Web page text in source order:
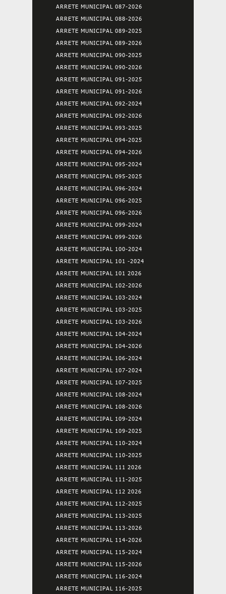
ARRETE MUNICIPAL 087-2026
ARRETE MUNICIPAL 088-2026
ARRETE MUNICIPAL 089-2025
ARRETE MUNICIPAL 089-2026
ARRETE MUNICIPAL 090-2025
ARRETE MUNICIPAL 090-2026
ARRETE MUNICIPAL 091-2025
ARRETE MUNICIPAL 091-2026
ARRETE MUNICIPAL 092-2024
ARRETE MUNICIPAL 092-2026
ARRETE MUNICIPAL 093-2025
ARRETE MUNICIPAL 094-2025
ARRETE MUNICIPAL 094-2026
ARRETE MUNICIPAL 095-2024
ARRETE MUNICIPAL 095-2025
ARRETE MUNICIPAL 096-2024
ARRETE MUNICIPAL 096-2025
ARRETE MUNICIPAL 096-2026
ARRETE MUNICIPAL 099-2024
ARRETE MUNICIPAL 099-2026
ARRETE MUNICIPAL 100-2024
ARRETE MUNICIPAL 101 -2024
ARRETE MUNICIPAL 101 2026
ARRETE MUNICIPAL 102-2026
ARRETE MUNICIPAL 103-2024
ARRETE MUNICIPAL 103-2025
ARRETE MUNICIPAL 103-2026
ARRETE MUNICIPAL 104-2024
ARRETE MUNICIPAL 104-2026
ARRETE MUNICIPAL 106-2024
ARRETE MUNICIPAL 107-2024
ARRETE MUNICIPAL 107-2025
ARRETE MUNICIPAL 108-2024
ARRETE MUNICIPAL 108-2026
ARRETE MUNICIPAL 109-2024
ARRETE MUNICIPAL 109-2025
ARRETE MUNICIPAL 110-2024
ARRETE MUNICIPAL 110-2025
ARRETE MUNICIPAL 111 2026
ARRETE MUNICIPAL 111-2025
ARRETE MUNICIPAL 112 2026
ARRETE MUNICIPAL 112-2025
ARRETE MUNICIPAL 113-2025
ARRETE MUNICIPAL 113-2026
ARRETE MUNICIPAL 114-2026
ARRETE MUNICIPAL 115-2024
ARRETE MUNICIPAL 115-2026
ARRETE MUNICIPAL 116-2024
ARRETE MUNICIPAL 116-2025